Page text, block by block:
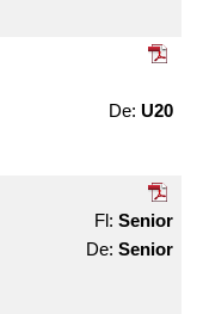
U20
Senior
Senior